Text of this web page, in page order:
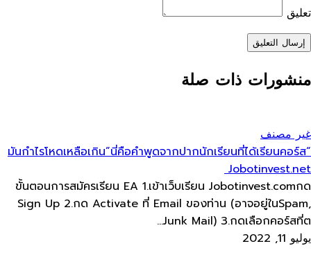
تعليق
إرسال التعليق
منشورات ذات صلة
غير مصنف
“มันกำไรโหดเหลือเกิน”นี่คือคำพูดจากปากนักเรียนที่ได้เรียนคอร์ส​
Jobotinvest.net
ขั้นตอนการสมัครเรียน​ EA 1.เข้าเว็บ​เรียน Jobotinvest.comกด
Sign Up 2.กด Activate ที่ Email ของท่าน​ (อาจอยู่ใน​Spam,
Junk Mail) 3.กดเลือกคอร์สที่ต...
يوليو 11, 2022